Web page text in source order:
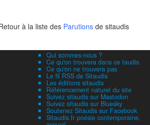
à la liste des Parutions de sitaudis
Qui sommes-nous ?
Ce qu'on trouvera dans ce taudis
Ce qu'on ne trouvera pas
Le fil RSS de Sitaudis
Les éditions sitaudis
Référencement naturel du site
Suivez sitaudis sur Mastodon
Suivez sitaudis sur Bluesky
Soutenez Sitaudis sur Facebook
Sitaudis.fr poésie contemporaine,